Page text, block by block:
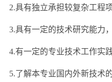
2.具有独立承担较复杂工程
3.具有一定的技术研究能力
4.有一定的专业技术工作实
5.了解本专业国内外新技术